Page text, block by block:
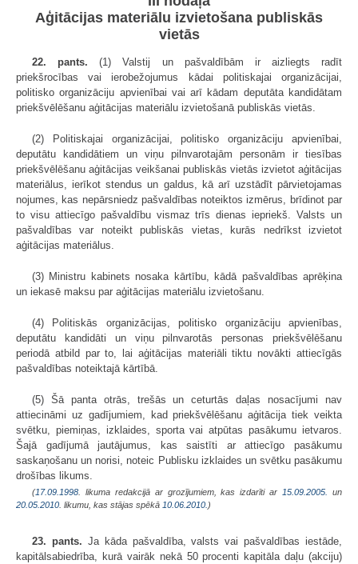
Aģitācijas materiālu izvietošana publiskās
vietās
22. pants. (1) Valstij un pašvaldībām ir aizliegts radīt
priekšrocības vai ierobežojumus kādai politiskajai organizācijai,
politisko organizāciju apvienībai vai arī kādam deputāta kandidātam
priekšvēlēšanu aģitācijas materiālu izvietošanā publiskās vietās.
(2) Politiskajai organizācijai, politisko organizāciju apvienībai,
deputātu kandidātiem un viņu pilnvarotajām personām ir tiesības
priekšvēlēšanu aģitācijas veikšanai publiskās vietās izvietot aģitācijas
materiālus, ierīkot stendus un galdus, kā arī uzstādīt pārvietojamas
nojumes, kas nepārsniedz pašvaldības noteiktos izmērus, brīdinot par
to visu attiecīgo pašvaldību vismaz trīs dienas iepriekš. Valsts un
pašvaldības var noteikt publiskās vietas, kurās nedrīkst izvietot
aģitācijas materiālus.
(3) Ministru kabinets nosaka kārtību, kādā pašvaldības aprēķina
un iekasē maksu par aģitācijas materiālu izvietošanu.
(4) Politiskās organizācijas, politisko organizāciju apvienības,
deputātu kandidāti un viņu pilnvarotās personas priekšvēlēšanu
periodā atbild par to, lai aģitācijas materiāli tiktu novākti attiecīgās
pašvaldības noteiktajā kārtībā.
(5) Šā panta otrās, trešās un ceturtās daļas nosacījumi nav
attiecināmi uz gadījumiem, kad priekšvēlēšanu aģitācija tiek veikta
svētku, piemiņas, izklaides, sporta vai atpūtas pasākumu ietvaros.
Šajā gadījumā jautājumus, kas saistīti ar attiecīgo pasākumu
saskaņošanu un norisi, noteic Publisku izklaides un svētku pasākumu
drošības likums.
(17.09.1998 . likuma redakcijā ar grozījumiem, kas izdarīti ar 15.09.2005.
un
20.05.2010 . likumu, kas stājas spēkā 10.06.2010. )
23. pants. Ja kāda pašvaldība, valsts vai pašvaldības iestāde,
kapitālsabiedrība, kurā vairāk nekā 50 procenti kapitāla daļu (akciju)